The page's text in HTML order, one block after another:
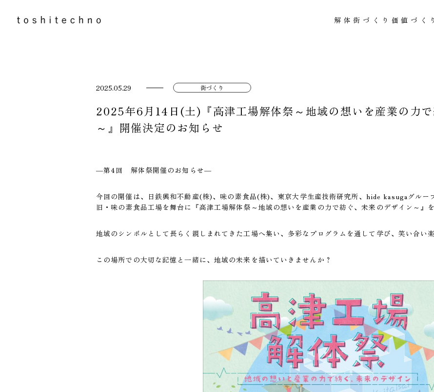
解体街づくり 価値づくり
2025.05.29 街づくり
2025年6月14日(土)『高津工場解体祭～地域の想いを産業の力
～』開催決定のお知らせ
―第4回 解体祭開催のお知らせ―
今回の開催は、日鉄興和不動産(株)、味の素食品(株)、東京大学生産技術研究所、hide kasugaグルー
旧・味の素食品工場を舞台に『高津工場解体祭～地域の想いを産業の力で紡ぐ、未来のデザイン～』
地域のシンボルとして長らく親しまれてきた工場へ集い、多彩なプログラムを通して学び、笑い合い
この場所での大切な記憶と一緒に、地域の未来を描いていきませんか？